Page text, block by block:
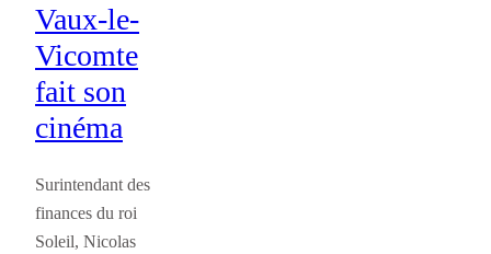
Vaux-le-
Vicomte
fait son
cinéma
Surintendant des
finances du roi
Soleil, Nicolas